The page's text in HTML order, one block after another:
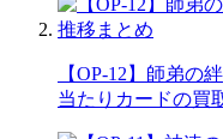
【OP-12】師弟の絆
当たりカードの買